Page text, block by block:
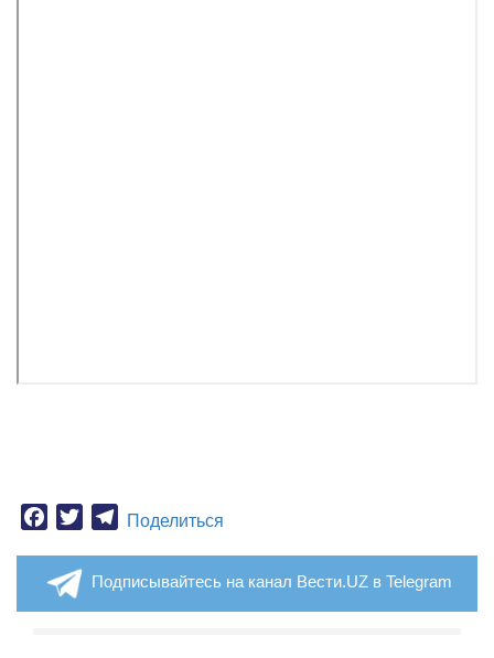
Facebook
TwitterTelegram
Поделиться
Подписывайтесь на канал Вести.UZ в Telegram